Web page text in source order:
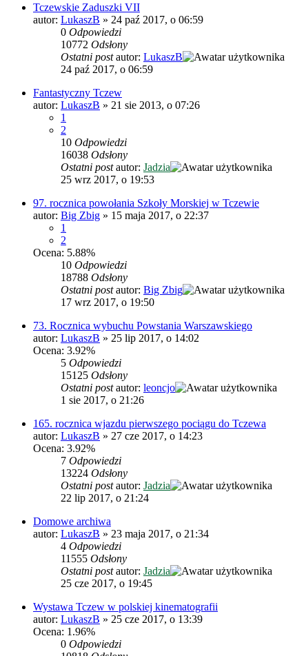
Tczewskie Zaduszki VII
autor: LukaszB » 24 paź 2017, o 06:59
0 Odpowiedzi
10772 Odsłony
Ostatni postautor: LukaszB
24 paź 2017, o 06:59
Fantastyczny Tczew
autor: LukaszB » 21 sie 2013, o 07:26
1
2
10 Odpowiedzi
16038 Odsłony
Ostatni postautor: Jadzia
25 wrz 2017, o 19:53
97. rocznica powołania Szkoły Morskiej w Tczewie
autor: Big Zbig » 15 maja 2017, o 22:37
1
2
Ocena: 5.88%
10 Odpowiedzi
18788 Odsłony
Ostatni postautor: Big Zbig
17 wrz 2017, o 19:50
73. Rocznica wybuchu Powstania Warszawskiego
autor: LukaszB » 25 lip 2017, o 14:02
Ocena: 3.92%
5 Odpowiedzi
15125 Odsłony
Ostatni postautor: leoncjo
1 sie 2017, o 21:26
165. rocznica wjazdu pierwszego pociągu do Tczewa
autor: LukaszB » 27 cze 2017, o 14:23
Ocena: 3.92%
7 Odpowiedzi
13224 Odsłony
Ostatni postautor: Jadzia
22 lip 2017, o 21:24
Domowe archiwa
autor: LukaszB » 23 maja 2017, o 21:34
4 Odpowiedzi
11555 Odsłony
Ostatni postautor: Jadzia
25 cze 2017, o 19:45
Wystawa Tczew w polskiej kinematografii
autor: LukaszB » 25 cze 2017, o 13:39
Ocena: 1.96%
0 Odpowiedzi